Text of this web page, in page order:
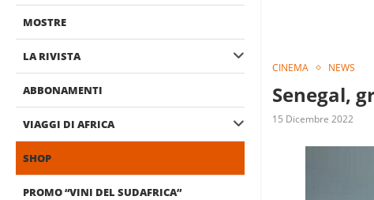
MOSTRE
LA RIVISTA
ABBONAMENTI
VIAGGI DI AFRICA
SHOP
PROMO “VINI DEL SUDAFRICA”
CINEMA NEWS
Senegal,
15 Dicembre 2022